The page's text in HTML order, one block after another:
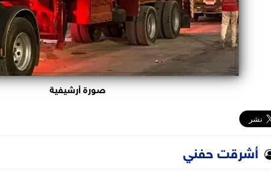
صورة أرشيفية
أشرقت حفني